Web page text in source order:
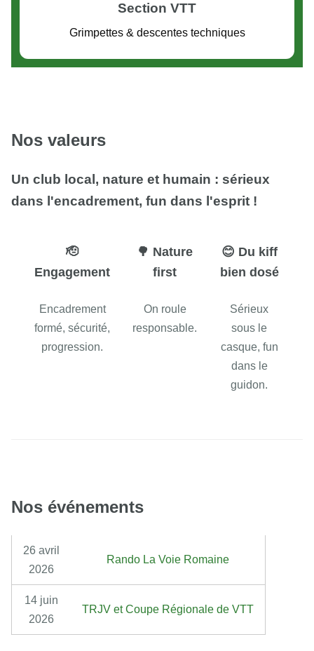
Section VTT
Grimpettes & descentes techniques
Nos valeurs
Un club local, nature et humain : sérieux
dans l'encadrement, fun dans l'esprit !
🫡​
Engagement
Encadrement
formé, sécurité,
progression.
🌳 Nature
first
On roule
responsable.
😊 Du kiff
bien dosé
Sérieux
sous le
casque, fun
dans le
guidon.
Nos événements
26 avril
2026
Rando La Voie Romaine
14 juin
2026
TRJV et Coupe Régionale de VTT